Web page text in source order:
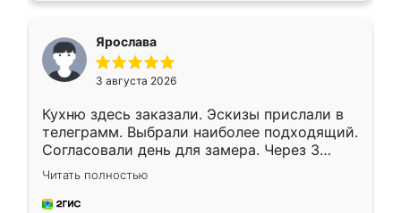
Ярослава
3 августа 2026
Кухню здесь заказали. Эскизы прислали в
телеграмм. Выбрали наиболее подходящий.
Согласовали день для замера. Через 3
недели кухня была уже готова. Остались
довольны работой. Спасибо Ренессанс
мебель за качественную работу!
Читать полностью